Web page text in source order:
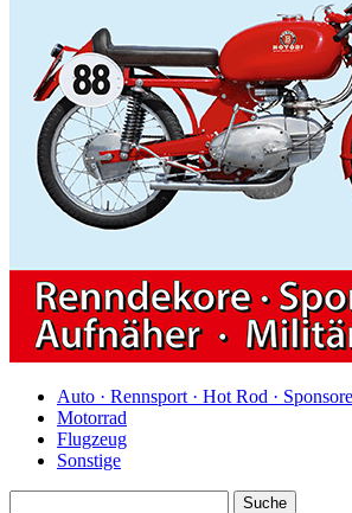
Auto · Rennsport · Hot Rod ·
Motorrad
Flugzeug
Sonstige
Suche